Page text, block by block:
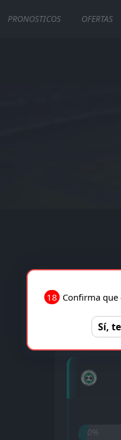
PRONOSTICOS OFERTAS
0%
18 Confirma
Sí,